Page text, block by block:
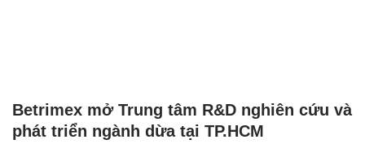
Betrimex mở Trung tâm R&D nghiên cứu và
phát triển ngành dừa tại TP.HCM